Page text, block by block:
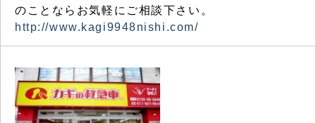
のことならお気軽にご相談下さい。
http://www.kagi9948nishi.com/